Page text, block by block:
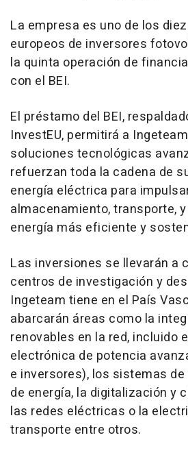
La empresa es uno de los
europeos de inversores
la quinta operación de
con el BEI.
El préstamo del BEI,
InvestEU, permitirá a
soluciones tecnológicas
refuerzan toda la cadena de
energía eléctrica para
almacenamiento, transporte,
energía más eficiente y
Las inversiones se llevarán a
centros de investigación y
Ingeteam tiene en el País
abarcarán áreas como la
renovables en la red, incluido
electrónica de potencia
e inversores), los sistemas
de energía, la digitalización y
las redes eléctricas o la
transporte entre otros.